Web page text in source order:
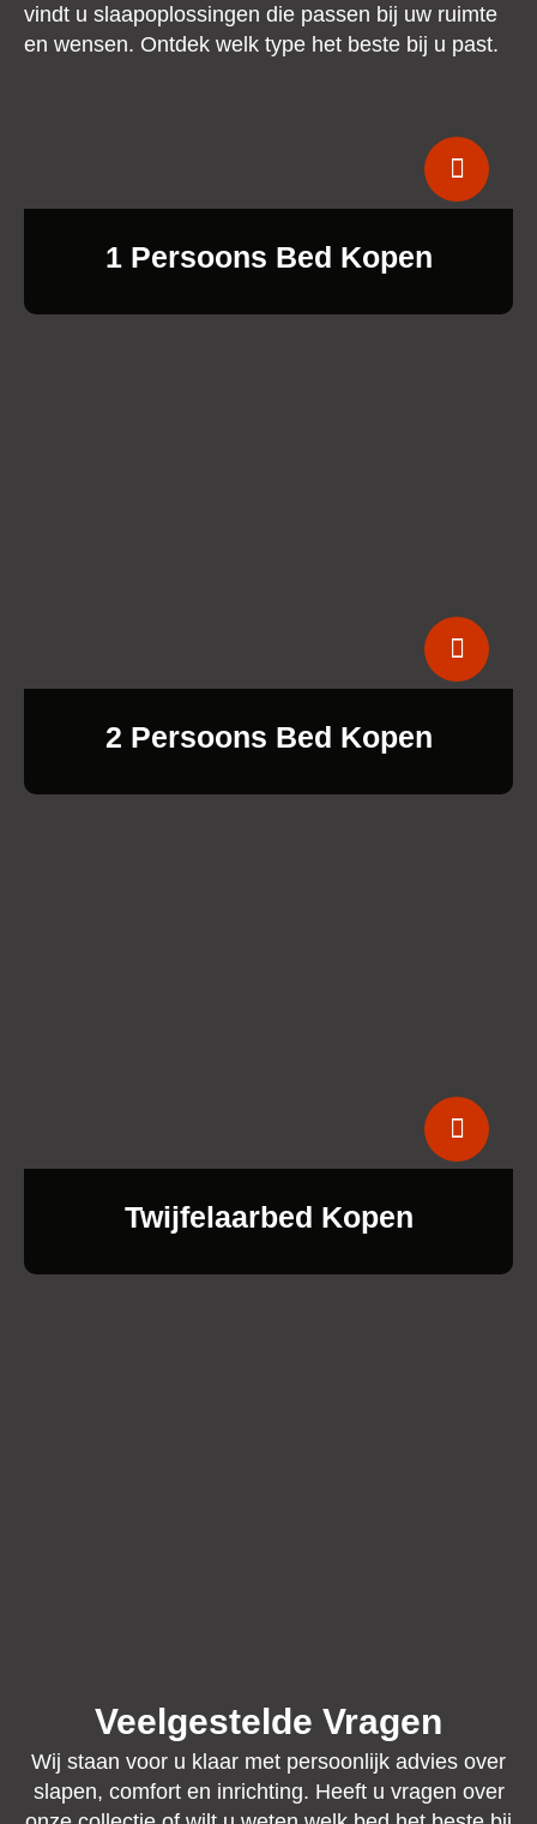
vindt u slaapoplossingen die passen bij uw ruimte
en wensen. Ontdek welk type het beste bij u past.
1 Persoons Bed Kopen
2 Persoons Bed Kopen
Twijfelaarbed Kopen
Veelgestelde Vragen
Wij staan voor u klaar met persoonlijk advies over
slapen, comfort en inrichting. Heeft u vragen over